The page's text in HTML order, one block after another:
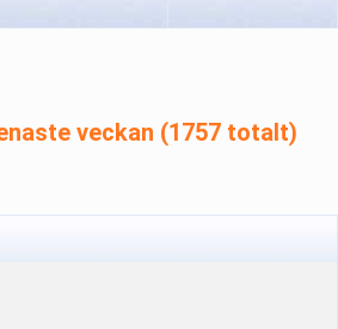
veckan (1757 totalt)